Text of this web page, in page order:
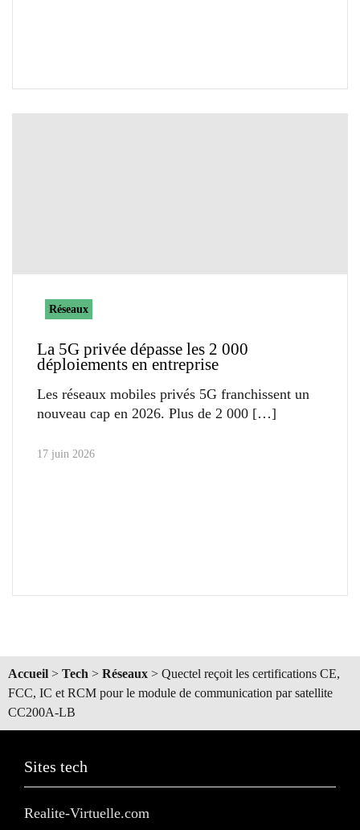
Réseaux
La 5G privée dépasse les 2 000
déploiements en entreprise
Les réseaux mobiles privés 5G franchissent un
nouveau cap en 2026. Plus de 2 000
17 juin 2026
Accueil > Tech > Réseaux > Quectel reçoit les certifications CE,
FCC, IC et RCM pour le module de communication par satellite
CC200A-LB
Sites tech
Realite-Virtuelle.com